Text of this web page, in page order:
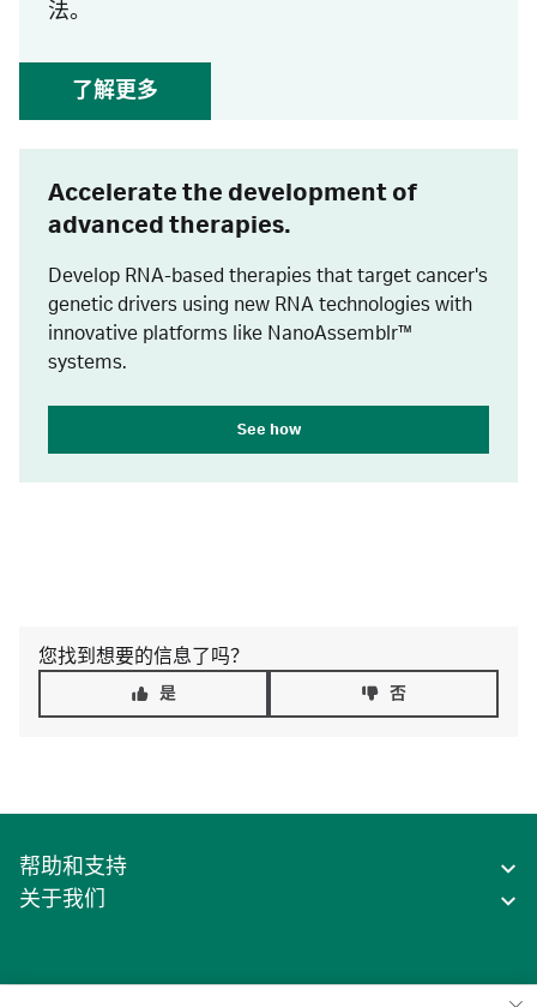
法。
了解更多
Accelerate the development of
advanced therapies.
Develop RNA-based therapies that target cancer's
genetic drivers using new RNA technologies with
innovative platforms like NanoAssemblr™
systems.
See how
您找到想要的信息了吗？
是 否
帮助和支持
关于我们